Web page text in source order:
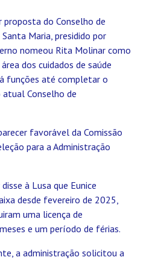
do Conselho de
Maria, presidido por
nomeou Rita Molinar como
dos cuidados de saúde
funções até completar o
Conselho de
favorável da Comissão
para a Administração
à Lusa que Eunice
desde fevereiro de 2025,
uma licença de
e um período de férias.
a administração solicitou a